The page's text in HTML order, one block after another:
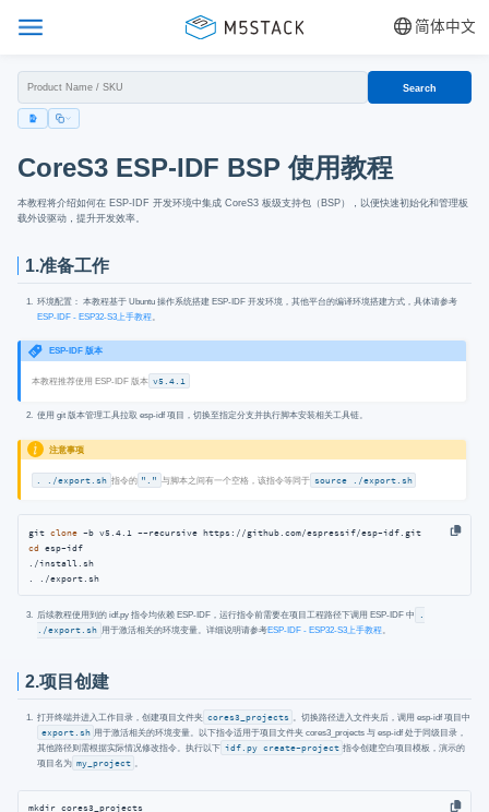
简体中文
Search
CoreS3 ESP-IDF BSP 使用教程
本教程将介绍如何在 ESP-IDF 开发环境中集成 CoreS3 板级支持包（BSP），以便快速初始化和管理板
载外设驱动，提升开发效率。
1.准备工作
环境配置： 本教程基于 Ubuntu 操作系统搭建 ESP-IDF 开发环境，其他平台的编译环境搭建方式，具体请参考
ESP-IDF - ESP32-S3上手教程
ESP-IDF 版本
本教程推荐使用 ESP-IDF 版本 v5.4.1
使用 git 版本管理工具拉取 esp-idf 项目，切换至指定分支并执行脚本安装相关工具链。
注意事项
. ./export.sh 指令的 "." 与脚本之间有一个空格，该指令等同于 source ./export.sh
git clone
cd esp-idf
./install.sh
. ./export.sh
后续教程使用到的 idf.py 指令均依赖 ESP-IDF，运行指令前需要在项目工程路径下调用 ESP-IDF 中 .
./export.sh 用于激活相关的环境变量。详细说明请参考ESP-IDF - ESP32-S3上手教程。
2.项目创建
打开终端并进入工作目录，创建项目文件夹 cores3_projects
。切换路径进入文件夹后，调用 esp-idf 项目中
export.sh 用于激活相关的环境变量。以下指令适用于项目文件夹 cores3_projects 与 esp-idf 处于同级目录，
其他路径则需根据实际情况修改指令。执行以下 idf.py create-project 指令创建空白项目模板，演示的
项目名为 my_project